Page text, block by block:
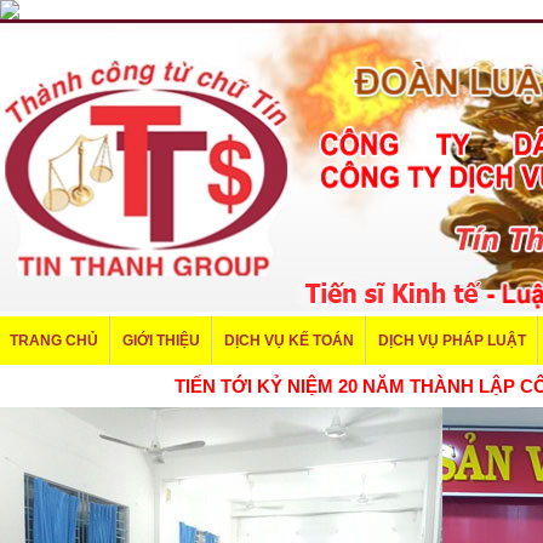
TRANG CHỦ GIỚI THIỆU DỊCH VỤ KẾ TOÁN DỊCH VỤ PHÁP LUẬT
TIẾN TỚI KỶ NIỆM 20 NĂM THÀNH